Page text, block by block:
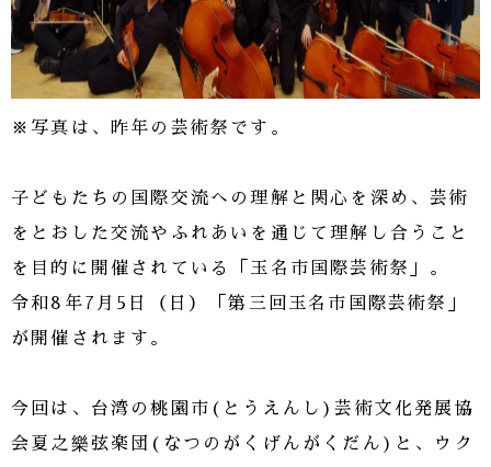
※写真は、昨年の芸術祭です。
子どもたちの国際交流への理解と関心を深め、芸術
をとおした交流やふれあいを通じて理解し合うこと
を目的に開催されている「玉名市国際芸術祭」。
令和8年7月5日（日）「第三回玉名市国際芸術祭」
が開催されます。
今回は、台湾の桃園市(とうえんし)芸術文化発展協
会夏之樂弦楽団(なつのがくげんがくだん)と、ウク